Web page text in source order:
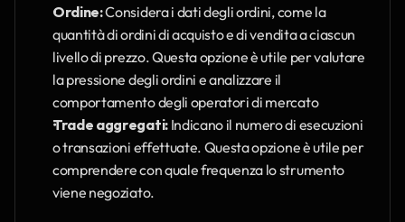
Ordine: Considera i dati degli ordini, come la
quantità di ordini di acquisto e di vendita a ciascun
livello di prezzo. Questa opzione è utile per valutare
la pressione degli ordini e analizzare il
comportamento degli operatori di mercato
Trade aggregati: Indicano il numero di esecuzioni
o transazioni effettuate. Questa opzione è utile per
comprendere con quale frequenza lo strumento
viene negoziato.